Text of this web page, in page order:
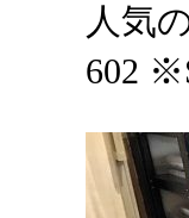
人気
602